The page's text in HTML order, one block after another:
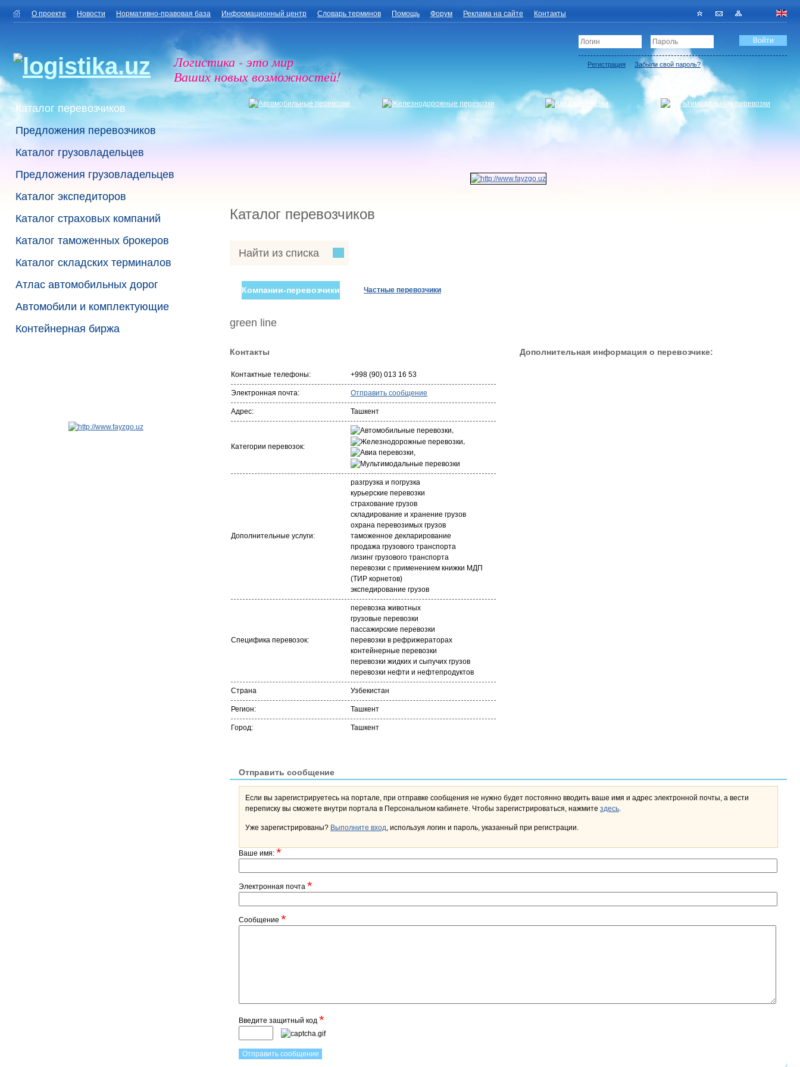
О проекте Новости Нормативно-правовая база Информационный центр Словарь терминов Помощь Форум Реклама на сайте Контакты
Логистика - это мир
Ваших новых возможностей!
Регистрация Забыли свой пароль?
Каталог перевозчиков
Предложения перевозчиков
Каталог грузовладельцев
Предложения грузовладельцев
Каталог экспедиторов
Каталог страховых компаний
Каталог таможенных брокеров
Каталог складских терминалов
Атлас автомобильных дорог
Автомобили и комплектующие
Контейнерная биржа
Каталог перевозчиков
Найти из списка
Компании-перевозчики Частные перевозчики
green line
Контакты
Контактные телефоны: +998 (90) 013 16 53
Электронная почта: Отправить сообщение
Адрес: Ташкент
Категории перевозок:
,
,
Дополнительные услуги:
разгрузка и погрузка
курьерские перевозки
страхование грузов
складирование и хранение грузов
охрана перевозимых грузов
таможенное декларирование
продажа грузового транспорта
лизинг грузового транспорта
перевозки с применением книжки МДП
(ТИР корнетов)
экспедирование грузов
Специфика перевозок:
перевозка животных
грузовые перевозки
пассажирские перевозки
перевозки в рефрижераторах
контейнерные перевозки
перевозки жидких и сыпучих грузов
перевозки нефти и нефтепродуктов
Страна Узбекистан
Регион: Ташкент
Город: Ташкент
Дополнительная информация о перевозчике:
Отправить сообщение
Если вы зарегистрируетесь на портале, при отправке сообщения не нужно будет постоянно вводить ваше имя и адрес электронной почты, а вести
переписку вы сможете внутри портала в Персональном кабинете. Чтобы зарегистрироваться, нажмите здесь.
Уже зарегистрированы? Выполните вход, используя логин и пароль, указанный при регистрации.
Ваше имя: *
Электронная почта *
Сообщение *
Введите защитный код *